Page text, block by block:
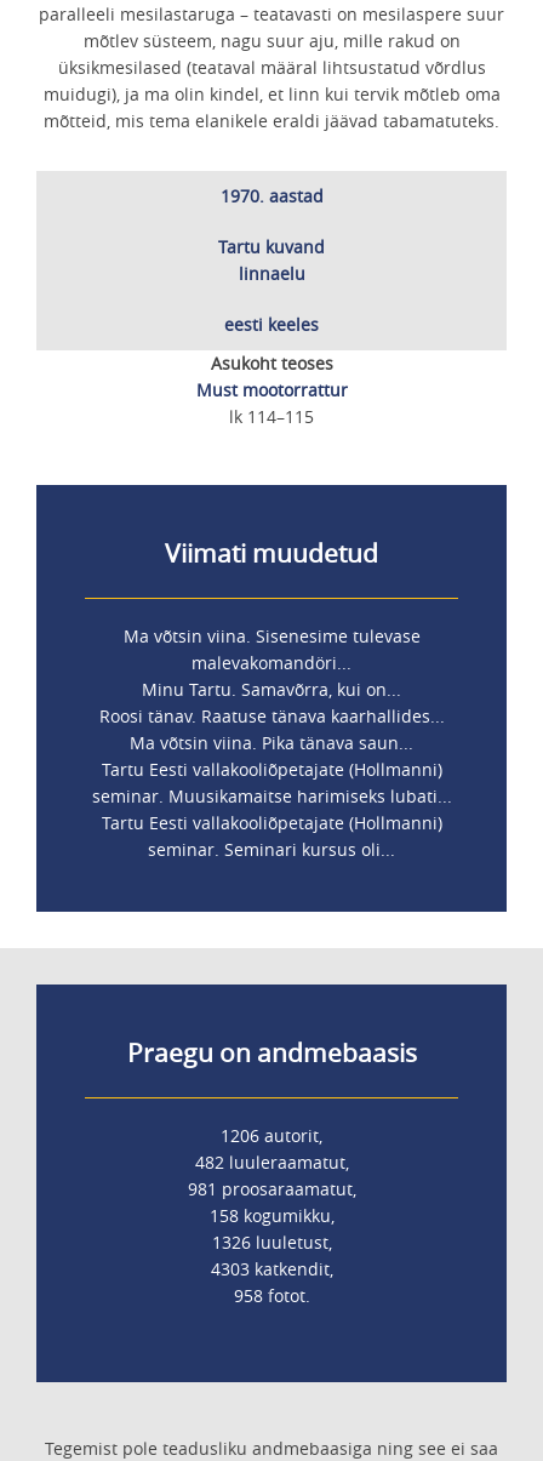
paralleeli mesilastaruga – teatavasti on mesilaspere suur
mõtlev süsteem, nagu suur aju, mille rakud on
üksikmesilased (teataval määral lihtsustatud võrdlus
muidugi), ja ma olin kindel, et linn kui tervik mõtleb oma
mõtteid, mis tema elanikele eraldi jäävad tabamatuteks.
1970. aastad
Tartu kuvand
linnaelu
eesti keeles
Asukoht teoses
Must mootorrattur
lk 114–115
Viimati muudetud
Ma võtsin viina. Sisenesime tulevase
malevakomandöri...
Minu Tartu. Samavõrra, kui on...
Roosi tänav. Raatuse tänava kaarhallides...
Ma võtsin viina. Pika tänava saun...
Tartu Eesti vallakooliõpetajate (Hollmanni)
seminar. Muusikamaitse harimiseks lubati...
Tartu Eesti vallakooliõpetajate (Hollmanni)
seminar. Seminari kursus oli...
Praegu on andmebaasis
1206 autorit,
482 luuleraamatut,
981 proosaraamatut,
158 kogumikku,
1326 luuletust,
4303 katkendit,
958 fotot.
Tegemist pole teadusliku andmebaasiga ning see ei saa